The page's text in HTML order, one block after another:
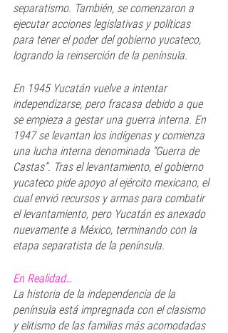
separatismo. También, se comenzaron a
ejecutar acciones legislativas y políticas
para tener el poder del gobierno yucateco,
logrando la reinserción de la península.
En 1945 Yucatán vuelve a intentar
independizarse, pero fracasa debido a que
se empieza a gestar una guerra interna. En
1947 se levantan los indígenas y comienza
una lucha interna denominada “Guerra de
Castas”. Tras el levantamiento, el gobierno
yucateco pide apoyo al ejército mexicano, el
cual envió recursos y armas para combatir
el levantamiento, pero Yucatán es anexado
nuevamente a México, terminando con la
etapa separatista de la península.
En Realidad…
La historia de la independencia de la
península está impregnada con el clasismo
y elitismo de las familias más acomodadas